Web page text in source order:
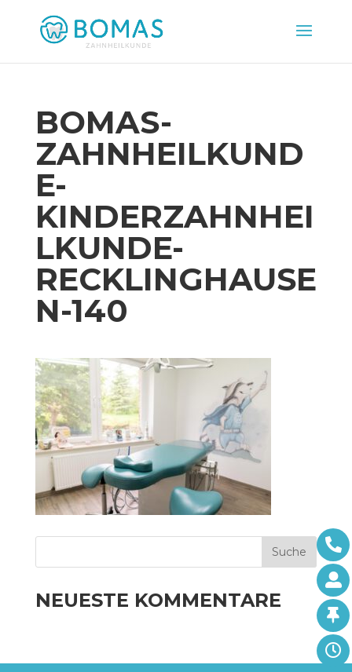
BOMAS-
ZAHNHEILKUND
E-
KINDERZAHNHEI
LKUNDE-
RECKLINGHAUSE
N-140
NEUESTE KOMMENTARE